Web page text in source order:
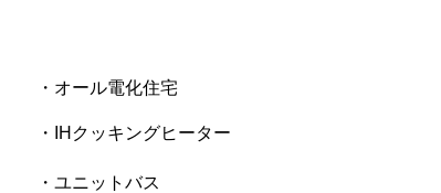
・オール電化住宅
・IHクッキングヒーター
・ユニットバス